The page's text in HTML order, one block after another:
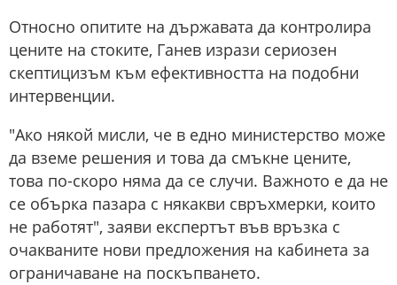
Относно опитите на държавата да контролира
цените на стоките, Ганев изрази сериозен
скептицизъм към ефективността на подобни
интервенции.
"Ако някой мисли, че в едно министерство може
да вземе решения и това да смъкне цените,
това по-скоро няма да се случи. Важното е да не
се обърка пазара с някакви свръхмерки, които
не работят", заяви експертът във връзка с
очакваните нови предложения на кабинета за
ограничаване на поскъпването.